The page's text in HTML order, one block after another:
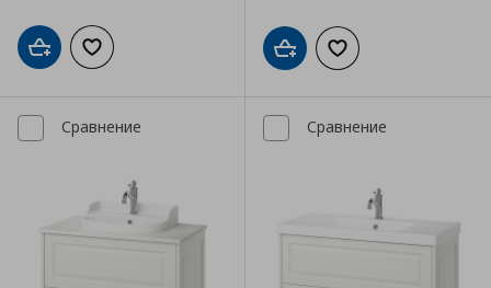
Добави в кошницата
Добави към списъка с любимиДобави в кошницата
Добави към
Сравнение Сравнение